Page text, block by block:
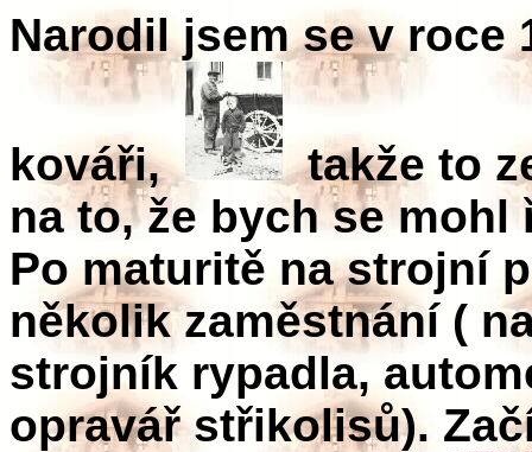
Narodil jsem se v roce
kováři,
takže to
na to, že bych se
Po maturitě na strojní
několik zaměstnání (
strojník rypadla,
opravář střikolisů).